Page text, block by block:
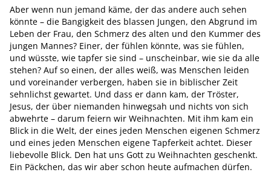
Aber wenn nun jemand käme, der das andere auch sehen
könnte – die Bangigkeit des blassen Jungen, den Abgrund im
Leben der Frau, den Schmerz des alten und den Kummer des
jungen Mannes? Einer, der fühlen könnte, was sie fühlen,
und wüsste, wie tapfer sie sind – unscheinbar, wie sie da alle
stehen? Auf so einen, der alles weiß, was Menschen leiden
und voreinander verbergen, haben sie in biblischer Zeit
sehnlichst gewartet. Und dass er dann kam, der Tröster,
Jesus, der über niemanden hinwegsah und nichts von sich
abwehrte – darum feiern wir Weihnachten. Mit ihm kam ein
Blick in die Welt, der eines jeden Menschen eigenen Schmerz
und eines jeden Menschen eigene Tapferkeit achtet. Dieser
liebevolle Blick. Den hat uns Gott zu Weihnachten geschenkt.
Ein Päckchen, das wir aber schon heute aufmachen dürfen.